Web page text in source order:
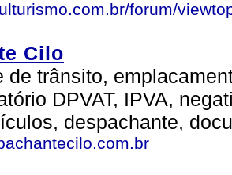
forum/
Cilo
de trânsito,
DPVAT, IPVA,
despachante,